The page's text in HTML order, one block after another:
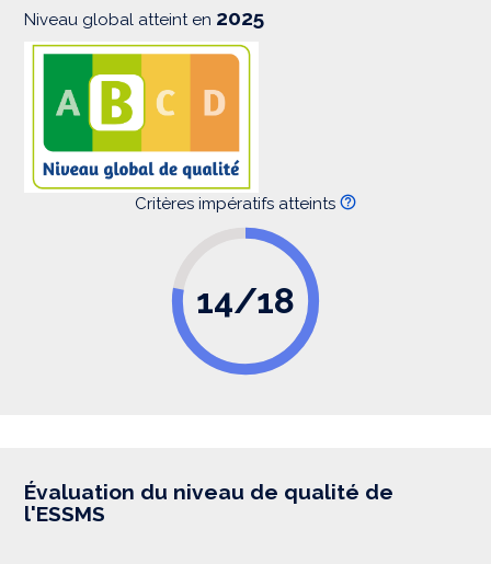
Niveau global atteint en 2025
Critères impératifs atteints
14/18
Évaluation du niveau de qualité de
l'ESSMS